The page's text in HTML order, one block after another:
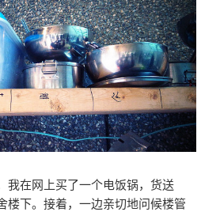
我在网上买了一个电饭锅，货送
楼下。接着，一边亲切地问候楼管